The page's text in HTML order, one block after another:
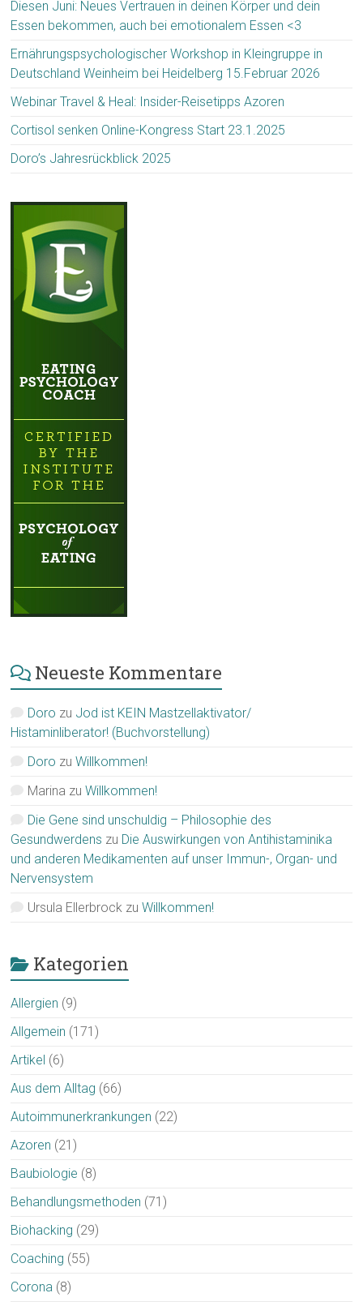
Diesen Juni: Neues Vertrauen in deinen Körper und dein
Essen bekommen, auch bei emotionalem Essen <3
Ernährungspsychologischer Workshop in Kleingruppe in
Deutschland Weinheim bei Heidelberg 15.Februar 2026
Webinar Travel & Heal: Insider-Reisetipps Azoren
Cortisol senken Online-Kongress Start 23.1.2025
Doro’s Jahresrückblick 2025
Neueste Kommentare
Doro zu Jod ist KEIN Mastzellaktivator/
Histaminliberator! (Buchvorstellung)
Doro zuWillkommen!
Marina zuWillkommen!
Die Gene sind unschuldig – Philosophie des
Gesundwerdens zu Die Auswirkungen von Antihistaminika
und anderen Medikamenten auf unser Immun-, Organ- und
Nervensystem
Ursula Ellerbrock zuWillkommen!
Kategorien
Allergien (9)
Allgemein (171)
Artikel (6)
Aus dem Alltag (66)
Autoimmunerkrankungen (22)
Azoren (21)
Baubiologie (8)
Behandlungsmethoden (71)
Biohacking (29)
Coaching (55)
Corona (8)